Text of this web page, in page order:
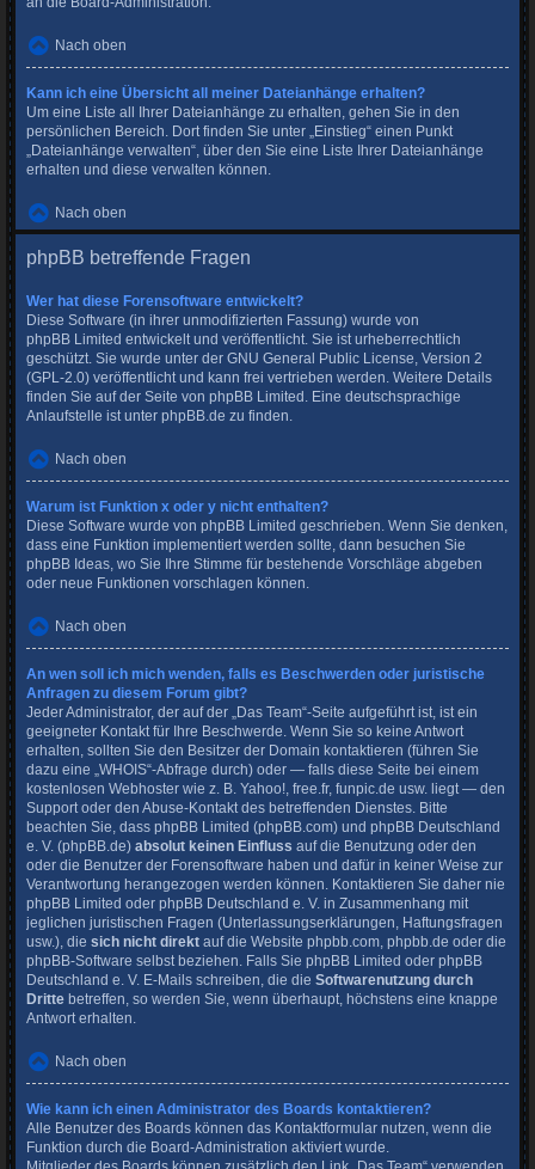
Nach oben
Kann ich eine Übersicht all meiner Dateianhänge erhalten?
Um eine Liste all Ihrer Dateianhänge zu erhalten, gehen Sie in den
persönlichen Bereich. Dort finden Sie unter „Einstieg“ einen Punkt
„Dateianhänge verwalten“, über den Sie eine Liste Ihrer Dateianhänge
erhalten und diese verwalten können.
Nach oben
phpBB betreffende Fragen
Wer hat diese Forensoftware entwickelt?
Diese Software (in ihrer unmodifizierten Fassung) wurde von
phpBB Limited entwickelt und veröffentlicht. Sie ist urheberrechtlich
geschützt. Sie wurde unter der GNU General Public License, Version 2
(GPL-2.0) veröffentlicht und kann frei vertrieben werden. Weitere Details
finden Sie auf der Seite von phpBB Limited . Eine deutschsprachige
Anlaufstelle ist unter phpBB.de zu finden.
Nach oben
Warum ist Funktion x oder y nicht enthalten?
Diese Software wurde von phpBB Limited geschrieben. Wenn Sie denken,
dass eine Funktion implementiert werden sollte, dann besuchen Sie
phpBB Ideas, wo Sie Ihre Stimme für bestehende Vorschläge abgeben
oder neue Funktionen vorschlagen können.
Nach oben
An wen soll ich mich wenden, falls es Beschwerden oder juristische
Anfragen zu diesem Forum gibt?
Jeder Administrator, der auf der „Das Team“-Seite aufgeführt ist, ist ein
geeigneter Kontakt für Ihre Beschwerde. Wenn Sie so keine Antwort
erhalten, sollten Sie den Besitzer der Domain kontaktieren (führen Sie
dazu eine „WHOIS“-Abfrage durch) oder — falls diese Seite bei einem
kostenlosen Webhoster wie z. B. Yahoo!, free.fr, funpic.de usw. liegt — den
Support oder den Abuse-Kontakt des betreffenden Dienstes. Bitte
beachten Sie, dass phpBB Limited (phpBB.com) und phpBB Deutschland
e. V. (phpBB.de) absolut keinen Einfluss auf die Benutzung oder den
oder die Benutzer der Forensoftware haben und dafür in keiner Weise zur
Verantwortung herangezogen werden können. Kontaktieren Sie daher nie
phpBB Limited oder phpBB Deutschland e. V. in Zusammenhang mit
jeglichen juristischen Fragen (Unterlassungserklärungen, Haftungsfragen
usw.), die sich nicht direkt auf die Website phpbb.com, phpbb.de oder die
phpBB-Software selbst beziehen. Falls Sie phpBB Limited oder phpBB
Deutschland e. V. E-Mails schreiben, die die Softwarenutzung durch
Dritte betreffen, so werden Sie, wenn überhaupt, höchstens eine knappe
Antwort erhalten.
Nach oben
Wie kann ich einen Administrator des Boards kontaktieren?
Alle Benutzer des Boards können das Kontaktformular nutzen, wenn die
Funktion durch die Board-Administration aktiviert wurde.